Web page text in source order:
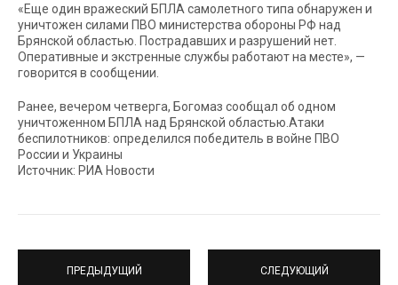
«Еще один вражеский БПЛА самолетного типа обнаружен и
уничтожен силами ПВО министерства обороны РФ над
Брянской областью. Пострадавших и разрушений нет.
Оперативные и экстренные службы работают на месте», —
говорится в сообщении.
Ранее, вечером четверга, Богомаз сообщал об одном
уничтоженном БПЛА над Брянской областью.Атаки
беспилотников: определился победитель в войне ПВО
России и Украины
Источник: РИА Новости
ПРЕДЫДУЩИЙ СЛЕДУЮЩИЙ